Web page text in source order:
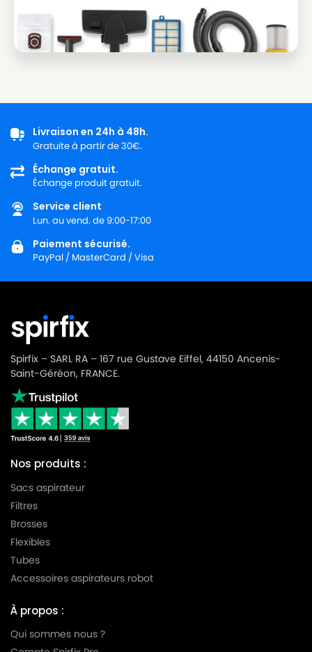
MIELE ALLERGY STOP
MIELE
MIELE ALLERGYCO S157
MIELE
MIELE ALLERVAC S600
MIELE
MIELE ALLERVAC S700
MIELE
MIELE ALLERVAC S800
MIELE
MIELE ALLERVAC SENSOR
MIELE
MIELE ALU LIMITED EDITION
MIELE
MIELE ALU MAGIC
MIELE
MIELE ALU MAGIC ALUMINIUM
MIELE
MIELE ALUMAGIC
MIELE
MIELE ALUMINIUM
MIELE
MIELE AMARANTH HS06
MIELE
MIELE AMBIANTE
MIELE
MIELE
MIELE
MIELE
Livraison en 24h à 48h.
Gratuite à partir de 30€.
Échange gratuit.
Échange produit gratuit.
Service client
Lun. au vend. de 9:00-17:00
Paiement sécurisé.
PayPal / MasterCard / Visa
Spirfix – SARL RA – 167 rue Gustave Eiffel, 44150 Ancenis-
Saint-Géréon, FRANCE.
Nos produits :
Sacs aspirateur
Filtres
Brosses
Flexibles
Tubes
Accessoires aspirateurs robot
À propos :
Qui sommes nous ?